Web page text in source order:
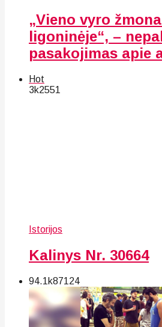
„Vieno vyro
ligoninėje“, –
pasakojimas apie
Hot
3k2551
Istorijos
Kalinys Nr. 30664
94.1k87124